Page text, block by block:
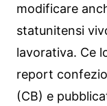
modificare
statunitensi
lavorativa. Ce
report
(CB) e